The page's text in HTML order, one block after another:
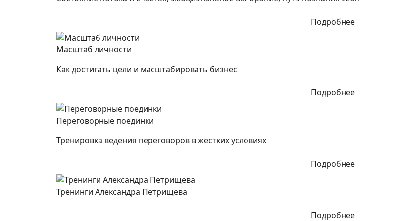
Подробнее
Масштаб личности
Как достигать цели и масштабировать бизнес
Подробнее
Переговорные поединки
Тренировка ведения переговоров в жестких условиях
Подробнее
Тренинги Александра Петрищева
Подробнее